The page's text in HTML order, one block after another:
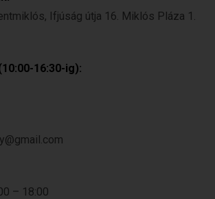
Ifjúság útja 16. Miklós Pláza 1.
16:30-ig):
– 18:00